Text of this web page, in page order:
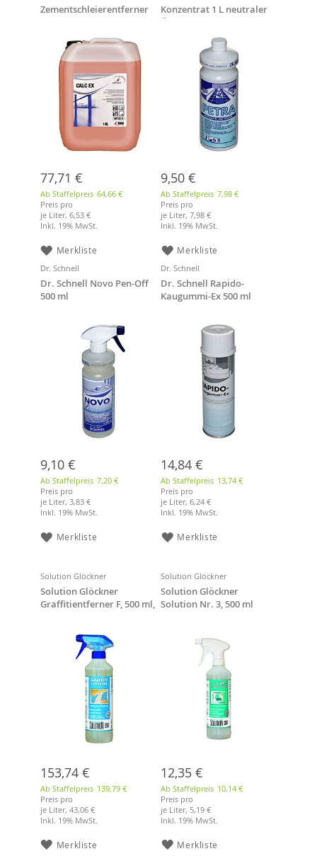
Zementschleierentferner
77,71 €
Ab Staffelpreis 64,66 €
Preis pro
je Liter, 6,53 €
Inkl. 19% MwSt.
Merkliste
Konzentrat 1 L neutraler
Öl- und Fettlöser
9,50 €
Ab Staffelpreis 7,98 €
Preis pro
je Liter,7,98 €
Inkl. 19% MwSt.
Merkliste
Dr. Schnell
Dr. Schnell Novo Pen-Off
500 ml
9,10 €
Ab Staffelpreis 7,20 €
Preis pro
je Liter, 3,83 €
Inkl. 19% MwSt.
Merkliste
Dr. Schnell
Dr. Schnell Rapido-
Kaugummi-Ex 500 ml
14,84 €
Ab Staffelpreis 13,74 €
Preis pro
je Liter,6,24 €
Inkl. 19% MwSt.
Merkliste
Solution Glöckner
Solution Glöckner
Graffitientferner F, 500 ml,
153,74 €
Ab Staffelpreis 139,79 €
Preis pro
je Liter, 43,06 €
Inkl. 19% MwSt.
Merkliste
Solution Glöckner
Solution Glöckner
Solution Nr. 3, 500 ml
12,35 €
Ab Staffelpreis 10,14 €
Preis pro
je Liter, 5,19 €
Inkl. 19% MwSt.
Merkliste